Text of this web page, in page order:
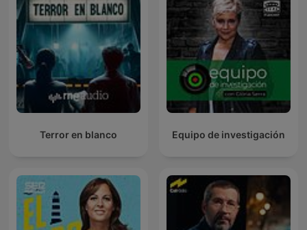
Terror en blanco Equipo de investigación